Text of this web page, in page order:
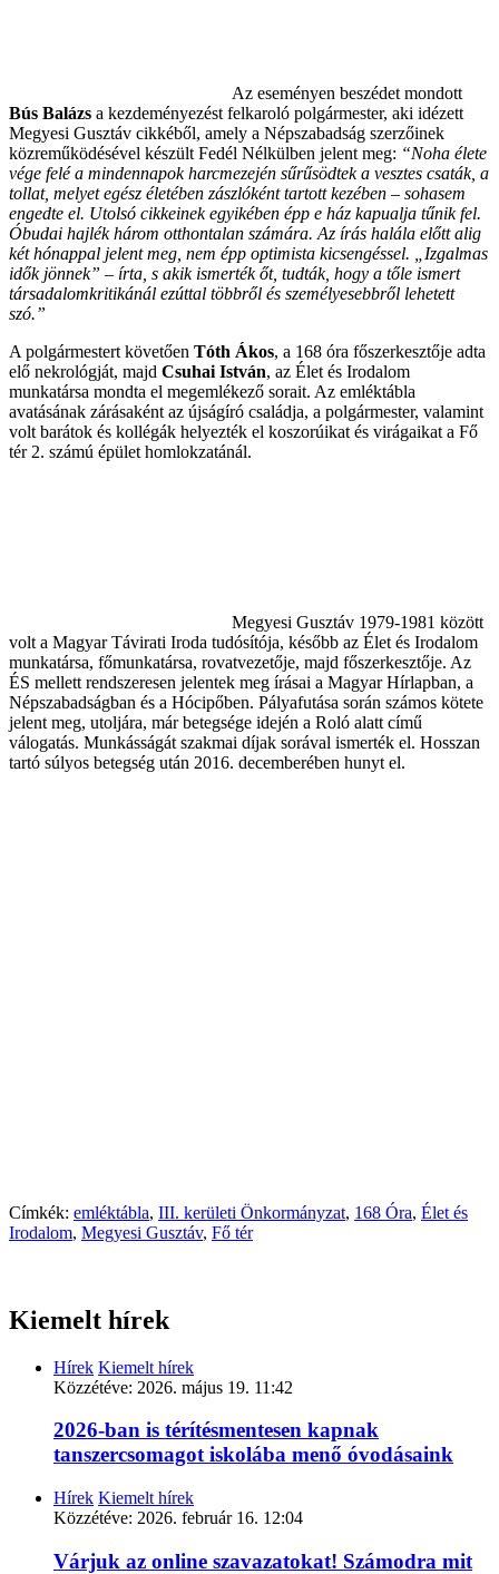
Az eseményen beszédet mondott
Bús Balázs a kezdeményezést felkaroló polgármester, aki idézett
Megyesi Gusztáv cikkéből, amely a Népszabadság szerzőinek
közreműködésével készült Fedél Nélkülben jelent meg: “Noha élete
vége felé a mindennapok harcmezején sűrűsödtek a vesztes csaták, a
tollat, melyet egész életében zászlóként tartott kezében – sohasem
engedte el. Utolsó cikkeinek egyikében épp e ház kapualja tűnik fel.
Óbudai hajlék három otthontalan számára. Az írás halála előtt alig
két hónappal jelent meg, nem épp optimista kicsengéssel. „Izgalmas
idők jönnek” – írta, s akik ismerték őt, tudták, hogy a tőle ismert
társadalomkritikánál ezúttal többről és személyesebbről lehetett
szó.”
A polgármestert követően Tóth Ákos, a 168 óra főszerkesztője adta
elő nekrológját, majd Csuhai István, az Élet és Irodalom
munkatársa mondta el megemlékező sorait. Az emléktábla
avatásának zárásaként az újságíró családja, a polgármester, valamint
volt barátok és kollégák helyezték el koszorúikat és virágaikat a Fő
tér 2. számú épület homlokzatánál.
Megyesi Gusztáv 1979-1981 között
volt a Magyar Távirati Iroda tudósítója, később az Élet és Irodalom
munkatársa, főmunkatársa, rovatvezetője, majd főszerkesztője. Az
ÉS mellett rendszeresen jelentek meg írásai a Magyar Hírlapban, a
Népszabadságban és a Hócipőben. Pályafutása során számos kötete
jelent meg, utoljára, már betegsége idején a Roló alatt című
válogatás. Munkásságát szakmai díjak sorával ismerték el. Hosszan
tartó súlyos betegség után 2016. decemberében hunyt el.
Címkék: emléktábla, III. kerületi Önkormányzat, 168 Óra, Élet és
Irodalom, Megyesi Gusztáv, Fő tér
Kiemelt hírek
Hírek Kiemelt hírek
Közzétéve: 2026. május 19. 11:42
2026-ban is térítésmentesen kapnak
tanszercsomagot iskolába menő óvodásaink
Hírek Kiemelt hírek
Közzétéve: 2026. február 16. 12:04
Várjuk az online szavazatokat! Számodra mit